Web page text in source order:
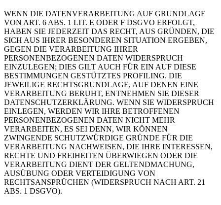
WENN DIE DATENVERARBEITUNG AUF GRUNDLAGE
VON ART. 6 ABS. 1 LIT. E ODER F DSGVO ERFOLGT,
HABEN SIE JEDERZEIT DAS RECHT, AUS GRÜNDEN, DIE
SICH AUS IHRER BESONDEREN SITUATION ERGEBEN,
GEGEN DIE VERARBEITUNG IHRER
PERSONENBEZOGENEN DATEN WIDERSPRUCH
EINZULEGEN; DIES GILT AUCH FÜR EIN AUF DIESE
BESTIMMUNGEN GESTÜTZTES PROFILING. DIE
JEWEILIGE RECHTSGRUNDLAGE, AUF DENEN EINE
VERARBEITUNG BERUHT, ENTNEHMEN SIE DIESER
DATENSCHUTZERKLÄRUNG. WENN SIE WIDERSPRUCH
EINLEGEN, WERDEN WIR IHRE BETROFFENEN
PERSONENBEZOGENEN DATEN NICHT MEHR
VERARBEITEN, ES SEI DENN, WIR KÖNNEN
ZWINGENDE SCHUTZWÜRDIGE GRÜNDE FÜR DIE
VERARBEITUNG NACHWEISEN, DIE IHRE INTERESSEN,
RECHTE UND FREIHEITEN ÜBERWIEGEN ODER DIE
VERARBEITUNG DIENT DER GELTENDMACHUNG,
AUSÜBUNG ODER VERTEIDIGUNG VON
RECHTSANSPRÜCHEN (WIDERSPRUCH NACH ART. 21
ABS. 1 DSGVO).